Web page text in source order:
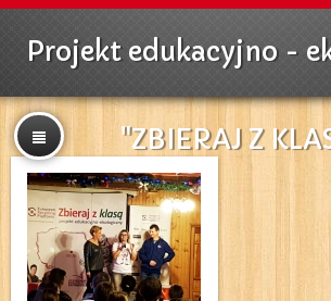
Projekt edukacyjno -
"ZBIERAJ Z